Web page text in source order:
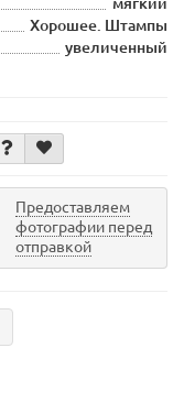
Хорошее. Штампы
увеличенный
Предоставляем
фотографии перед
отправкой